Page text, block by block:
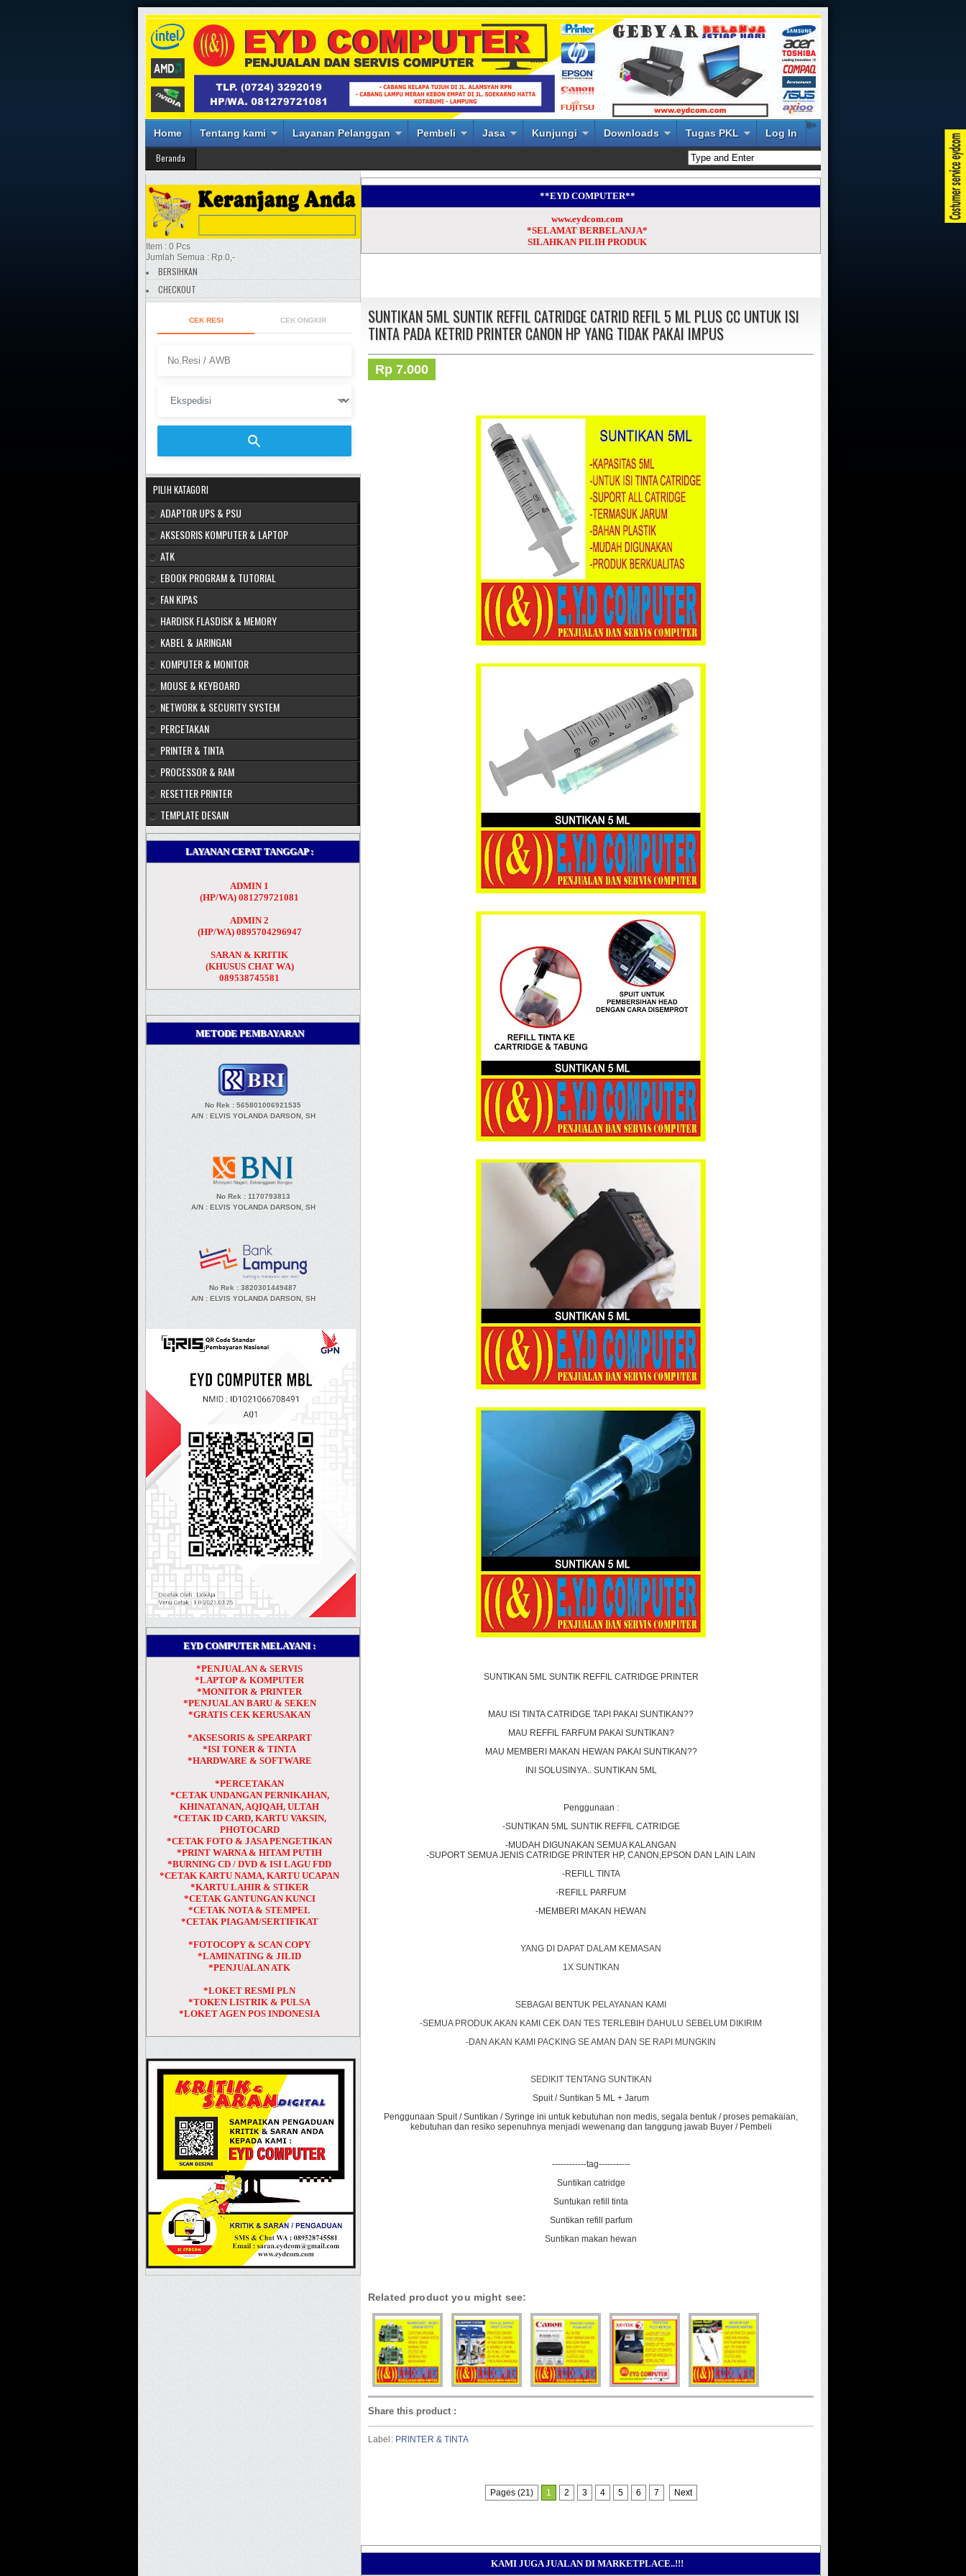
Home Tentang kami Layanan Pelanggan Pembeli Jasa Kunjungi Downloads
li>
Tugas PKL Log In
Beranda
**EYD COMPUTER**
www.eydcom.com
*SELAMAT BERBELANJA*
SILAHKAN PILIH PRODUK
SUNTIKAN 5ML SUNTIK REFFIL CATRIDGE CATRID REFIL 5 ML PLUS CC UNTUK ISI
TINTA PADA KETRID PRINTER CANON HP YANG TIDAK PAKAI IMPUS
Rp 7.000
SUNTIKAN 5ML SUNTIK REFFIL CATRIDGE PRINTER
MAU ISI TINTA CATRIDGE TAPI PAKAI SUNTIKAN??
MAU REFFIL FARFUM PAKAI SUNTIKAN?
MAU MEMBERI MAKAN HEWAN PAKAI SUNTIKAN??
INI SOLUSINYA.. SUNTIKAN 5ML
Penggunaan :
-SUNTIKAN 5ML SUNTIK REFFIL CATRIDGE
-MUDAH DIGUNAKAN SEMUA KALANGAN
-SUPORT SEMUA JENIS CATRIDGE PRINTER HP, CANON,EPSON DAN LAIN LAIN
-REFILL TINTA
-REFILL PARFUM
-MEMBERI MAKAN HEWAN
YANG DI DAPAT DALAM KEMASAN
1X SUNTIKAN
SEBAGAI BENTUK PELAYANAN KAMI
-SEMUA PRODUK AKAN KAMI CEK DAN TES TERLEBIH DAHULU SEBELUM DIKIRIM
-DAN AKAN KAMI PACKING SE AMAN DAN SE RAPI MUNGKIN
SEDIKIT TENTANG SUNTIKAN
Spuit / Suntikan 5 ML + Jarum
Penggunaan Spuit / Suntikan / Syringe ini untuk kebutuhan non medis, segala bentuk / proses pemakaian,
kebutuhan dan resiko sepenuhnya menjadi wewenang dan tanggung jawab Buyer / Pembeli
------------tag-----------
Suntikan catridge
Suntukan refill tinta
Suntikan refill parfum
Suntikan makan hewan
Related product you might see:
Share this product :
Label: PRINTER & TINTA
Pages (21) 1 2 3 4 5 6 7 Next
KAMI JUGA JUALAN DI MARKETPLACE..!!!
Item : 0 Pcs
Jumlah Semua : Rp.0,-
BERSIHKAN
CHECKOUT
CEK RESI CEK ONGKIR
PILIH KATAGORI
ADAPTOR UPS & PSU
AKSESORIS KOMPUTER & LAPTOP
ATK
EBOOK PROGRAM & TUTORIAL
FAN KIPAS
HARDISK FLASDISK & MEMORY
KABEL & JARINGAN
KOMPUTER & MONITOR
MOUSE & KEYBOARD
NETWORK & SECURITY SYSTEM
PERCETAKAN
PRINTER & TINTA
PROCESSOR & RAM
RESETTER PRINTER
TEMPLATE DESAIN
LAYANAN CEPAT TANGGAP :
ADMIN 1
(HP/WA) 081279721081
ADMIN 2
(HP/WA) 0895704296947
SARAN & KRITIK
(KHUSUS CHAT WA)
089538745581
METODE PEMBAYARAN
No Rek : 565801006921535
A/N : ELVIS YOLANDA DARSON, SH
No Rek : 1170793813
A/N : ELVIS YOLANDA DARSON, SH
No Rek : 3820301449487
A/N : ELVIS YOLANDA DARSON, SH
EYD COMPUTER MELAYANI :
*PENJUALAN & SERVIS
*LAPTOP & KOMPUTER
*MONITOR & PRINTER
*PENJUALAN BARU & SEKEN
*GRATIS CEK KERUSAKAN
*AKSESORIS & SPEARPART
*ISI TONER & TINTA
*HARDWARE & SOFTWARE
*PERCETAKAN
*CETAK UNDANGAN PERNIKAHAN,
KHINATANAN, AQIQAH, ULTAH
*CETAK ID CARD, KARTU VAKSIN,
PHOTOCARD
*CETAK FOTO & JASA PENGETIKAN
*PRINT WARNA & HITAM PUTIH
*BURNING CD / DVD & ISI LAGU FDD
*CETAK KARTU NAMA, KARTU UCAPAN
*KARTU LAHIR & STIKER
*CETAK GANTUNGAN KUNCI
*CETAK NOTA & STEMPEL
*CETAK PIAGAM/SERTIFIKAT
*FOTOCOPY & SCAN COPY
*LAMINATING & JILID
*PENJUALAN ATK
*LOKET RESMI PLN
*TOKEN LISTRIK & PULSA
*LOKET AGEN POS INDONESIA